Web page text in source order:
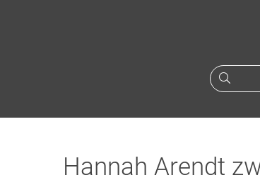
Hannah Arendt